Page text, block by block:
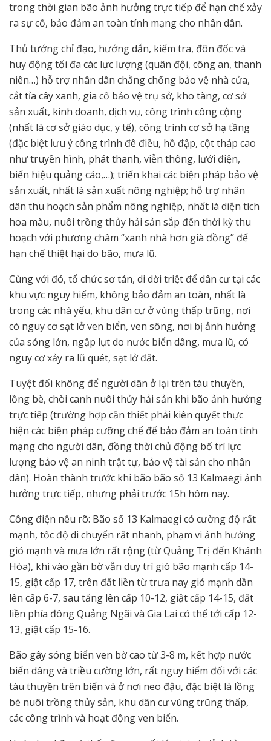
trong thời gian bão ảnh hưởng trực tiếp để hạn chế xảy
ra sự cố, bảo đảm an toàn tính mạng cho nhân dân.
Thủ tướng chỉ đạo, hướng dẫn, kiểm tra, đôn đốc và
huy động tối đa các lực lượng (quân đội, công an, thanh
niên…) hỗ trợ nhân dân chằng chống bảo vệ nhà cửa,
cắt tỉa cây xanh, gia cố bảo vệ trụ sở, kho tàng, cơ sở
sản xuất, kinh doanh, dịch vụ, công trình công cộng
(nhất là cơ sở giáo dục, y tế), công trình cơ sở hạ tầng
(đặc biệt lưu ý công trình đê điều, hồ đập, cột tháp cao
như truyền hình, phát thanh, viễn thông, lưới điện,
biển hiệu quảng cáo,…); triển khai các biện pháp bảo vệ
sản xuất, nhất là sản xuất nông nghiệp; hỗ trợ nhân
dân thu hoạch sản phẩm nông nghiệp, nhất là diện tích
hoa màu, nuôi trồng thủy hải sản sắp đến thời kỳ thu
hoạch với phương châm “xanh nhà hơn già đồng” để
hạn chế thiệt hại do bão, mưa lũ.
Cùng với đó, tổ chức sơ tán, di dời triệt để dân cư tại các
khu vực nguy hiểm, không bảo đảm an toàn, nhất là
trong các nhà yếu, khu dân cư ở vùng thấp trũng, nơi
có nguy cơ sạt lở ven biển, ven sông, nơi bị ảnh hưởng
của sóng lớn, ngập lụt do nước biển dâng, mưa lũ, có
nguy cơ xảy ra lũ quét, sạt lở đất.
Tuyệt đối không để người dân ở lại trên tàu thuyền,
lồng bè, chòi canh nuôi thủy hải sản khi bão ảnh hưởng
trực tiếp (trường hợp cần thiết phải kiên quyết thực
hiện các biện pháp cưỡng chế để bảo đảm an toàn tính
mạng cho người dân, đồng thời chủ động bố trí lực
lượng bảo vệ an ninh trật tự, bảo vệ tài sản cho nhân
dân). Hoàn thành trước khi bão bão số 13 Kalmaegi ảnh
hưởng trực tiếp, nhưng phải trước 15h hôm nay.
Công điện nêu rõ: Bão số 13 Kalmaegi có cường độ rất
mạnh, tốc độ di chuyển rất nhanh, phạm vi ảnh hưởng
gió mạnh và mưa lớn rất rộng (từ Quảng Trị đến Khánh
Hòa), khi vào gần bờ vẫn duy trì gió bão mạnh cấp 14-
15, giật cấp 17, trên đất liền từ trưa nay gió mạnh dần
lên cấp 6-7, sau tăng lên cấp 10-12, giật cấp 14-15, đất
liền phía đông Quảng Ngãi và Gia Lai có thể tới cấp 12-
13, giật cấp 15-16.
Bão gây sóng biển ven bờ cao từ 3-8 m, kết hợp nước
biển dâng và triều cường lớn, rất nguy hiểm đối với các
tàu thuyền trên biển và ở nơi neo đậu, đặc biệt là lồng
bè nuôi trồng thủy sản, khu dân cư vùng trũng thấp,
các công trình và hoạt động ven biển.